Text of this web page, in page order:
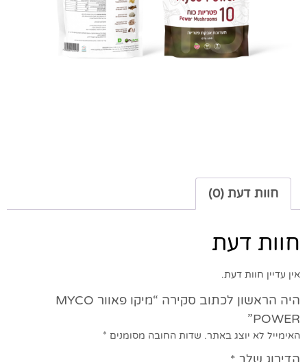
חוות דעת (0)
חוות דעת
אין עדיין חוות דעת.
היה הראשון לכתוב סקירה “מיקו פאוור MYCO
POWER”
האימייל לא יוצג באתר. שדות החובה מסומנים *